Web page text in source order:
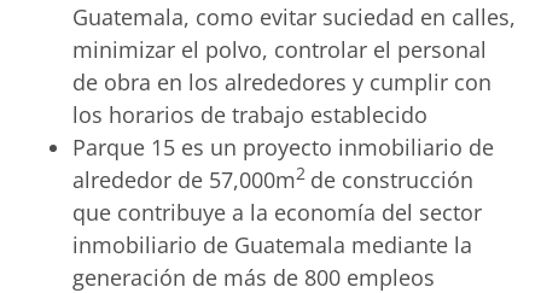
Guatemala, como evitar suciedad en calles,
minimizar el polvo, controlar el personal
de obra en los alrededores y cumplir con
los horarios de trabajo establecido
Parque 15 es un proyecto inmobiliario de
alrededor de 57,000m2 de construcción
que contribuye a la economía del sector
inmobiliario de Guatemala mediante la
generación de más de 800 empleos